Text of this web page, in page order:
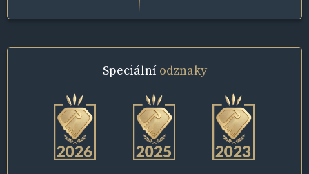
Speciální odznaky